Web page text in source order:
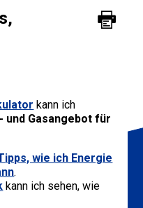
kann ich
und Gasangebot für
ipps, wie ich Energie
.
kann ich sehen, wie